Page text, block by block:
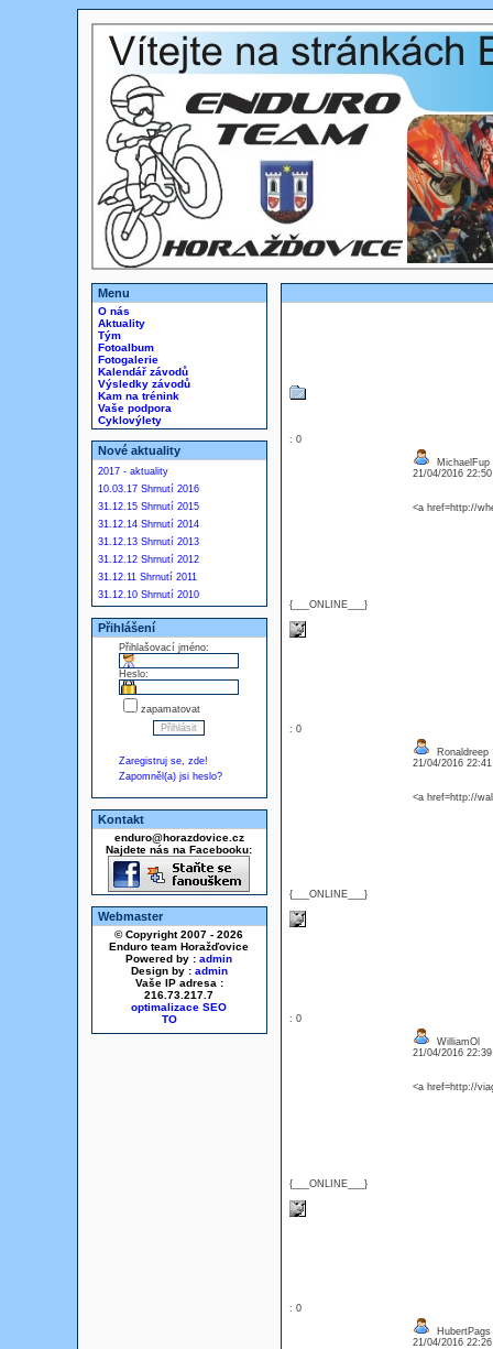
Menu
O nás
Aktuality
Tým
Fotoalbum
Fotogalerie
Kalendář závodů
Výsledky závodů
Kam na trénink
Vaše podpora
Cyklovýlety
Nové aktuality
2017 - aktuality
10.03.17 Shrnutí 2016
31.12.15 Shrnutí 2015
31.12.14 Shrnutí 2014
31.12.13 Shrnutí 2013
31.12.12 Shrnutí 2012
31.12.11 Shrnutí 2011
31.12.10 Shrnutí 2010
Přihlášení
Přihlašovací jméno:
Heslo:
zapamatovat
Zaregistruj se, zde!
Zapomněl(a) jsi heslo?
Kontakt
enduro@horazdovice.cz
Najdete nás na Facebooku:
Webmaster
© Copyright 2007 - 2026
Enduro team Horažďovice
Powered by : admin
Design by : admin
Vaše IP adresa :
216.73.217.7
optimalizace SEO
: 0
{___ONLINE___}
MichaelFup
21/04/2016
<a href=http://
: 0
{___ONLINE___}
Ronaldreep
21/04/2016
<a href=http://
: 0
{___ONLINE___}
WilliamOl
21/04/2016
<a href=http://
: 0
HubertPags
21/04/2016